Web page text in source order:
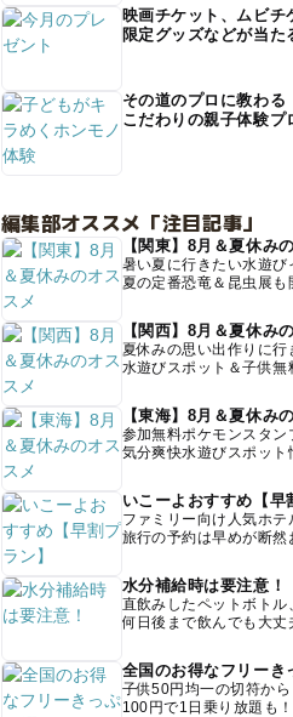
映画チケット、ムビチ
限定グッズなどが当た
その道のプロに教わる
こだわりの親子体験プ
編集部オススメ「注目記事」
【関東】8月＆夏休み
暑い夏に行きたい水遊び
夏の定番恐竜＆昆虫展も
【関西】8月＆夏休み
夏休みの思い出作りに行
水遊びスポット＆子供無
【東海】8月＆夏休み
参加無料ポケモンスタン
気分爽快水遊びスポット
いこーよおすすめ【早
ファミリー向け人気ホテ
旅行の予約は早めが断然
水分補給時は要注意！
直飲みしたペットボトル
何日後まで飲んでも大丈
全国のお得なフリーき
子供50円均一の切符から
100円で1日乗り放題も！